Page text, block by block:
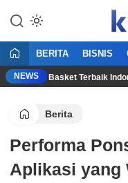
BERITA BISNIS
NEWSBasket Terbaik
Berita
Performa
Aplikasi yang